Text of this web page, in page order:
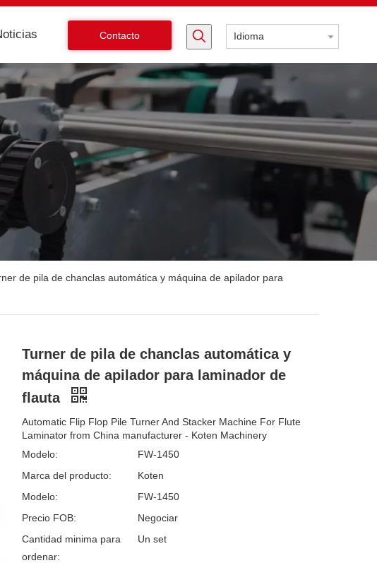
Contacto Idioma
de pila de chanclas automática y máquina de apilador para
Turner de pila de chanclas automática y
máquina de apilador para laminador de
flauta
Automatic Flip Flop Pile Turner And Stacker Machine For Flute
Laminator from China manufacturer - Koten Machinery
Modelo:
FW-1450
Marca del producto:
Koten
Modelo:
FW-1450
Precio FOB:
Negociar
Cantidad minima para
ordenar:
Un set